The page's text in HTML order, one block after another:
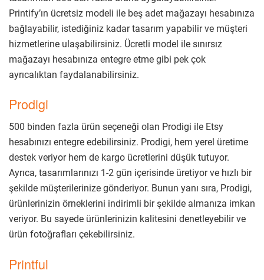
Printify’ın ücretsiz modeli ile beş adet mağazayı hesabınıza
bağlayabilir, istediğiniz kadar tasarım yapabilir ve müşteri
hizmetlerine ulaşabilirsiniz. Ücretli model ile sınırsız
mağazayı hesabınıza entegre etme gibi pek çok
ayrıcalıktan faydalanabilirsiniz.
Prodigi
500 binden fazla ürün seçeneği olan Prodigi ile Etsy
hesabınızı entegre edebilirsiniz. Prodigi, hem yerel üretime
destek veriyor hem de kargo ücretlerini düşük tutuyor.
Ayrıca, tasarımlarınızı 1-2 gün içerisinde üretiyor ve hızlı bir
şekilde müşterilerinize gönderiyor. Bunun yanı sıra, Prodigi,
ürünlerinizin örneklerini indirimli bir şekilde almanıza imkan
veriyor. Bu sayede ürünlerinizin kalitesini denetleyebilir ve
ürün fotoğrafları çekebilirsiniz.
Printful